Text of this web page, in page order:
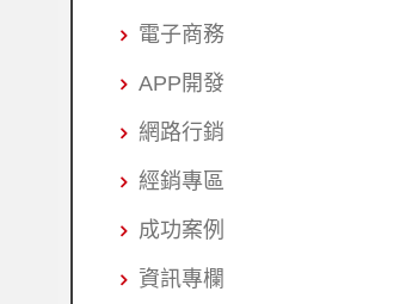
電子商務
APP開發
網路行銷
經銷專區
成功案例
資訊專欄